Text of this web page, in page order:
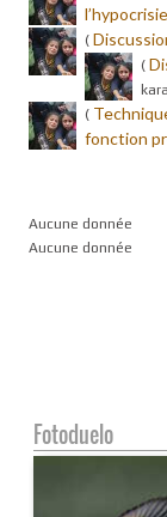
(
(
(
fonction
Aucune donnée
Aucune donnée
Fotoduelo